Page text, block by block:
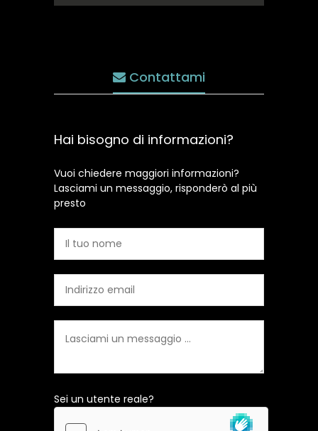
Contattami
Hai bisogno di informazioni?
Vuoi chiedere maggiori informazioni?
Lasciami un messaggio, risponderò al più
presto
Sei un utente reale?